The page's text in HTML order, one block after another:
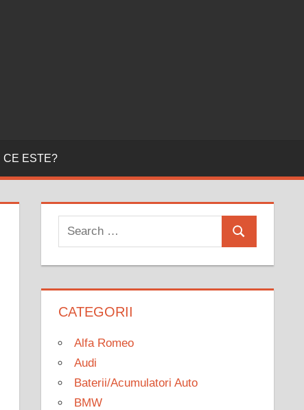
CE ESTE?
Search
for:
Search
CATEGORII
Alfa Romeo
Audi
Baterii/Acumulatori Auto
BMW